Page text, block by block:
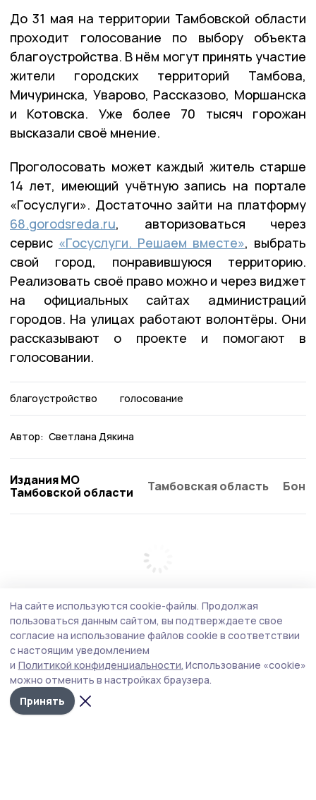
До 31 мая на территории Тамбовской области
проходит голосование по выбору объекта
благоустройства. В нём могут принять участие
жители городских территорий Тамбова,
Мичуринска, Уварово, Рассказово, Моршанска
и Котовска. Уже более 70 тысяч горожан
высказали своё мнение.
Проголосовать может каждый житель старше
14 лет, имеющий учётную запись на портале
«Госуслуги». Достаточно зайти на платформу
68.gorodsreda.ru, авторизоваться через
сервис «Госуслуги. Решаем вместе», выбрать
свой город, понравившуюся территорию.
Реализовать своё право можно и через виджет
на официальных сайтах администраций
городов. На улицах работают волонтёры. Они
рассказывают о проекте и помогают в
голосовании.
благоустройство голосование
Автор: Светлана Дякина
Издания МО
Тамбовской области
Тамбовская область
На сайте используются cookie-файлы. Продолжая
пользоваться данным сайтом, вы подтверждаете свое
согласие на использование файлов cookie в соответствии
с настоящим уведомлением
и Политикой конфиденциальности. Использование «cookie»
можно отменить в настройках браузера.
Принять